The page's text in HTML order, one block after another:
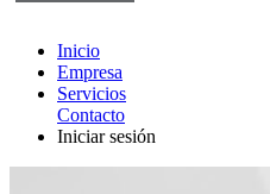
Inicio
Empresa
Servicios
Contacto
Iniciar sesión